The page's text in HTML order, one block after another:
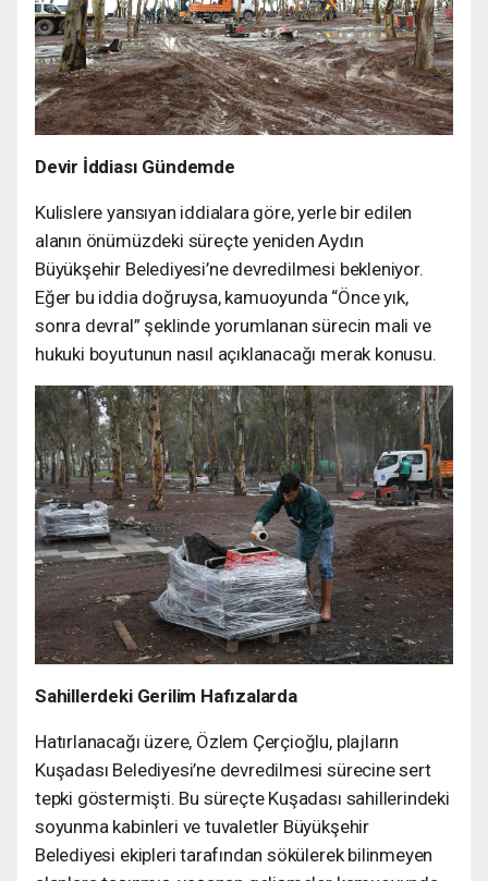
Devir İddiası Gündemde
Kulislere yansıyan iddialara göre, yerle bir edilen
alanın önümüzdeki süreçte yeniden Aydın
Büyükşehir Belediyesi’ne devredilmesi bekleniyor.
Eğer bu iddia doğruysa, kamuoyunda “Önce yık,
sonra devral” şeklinde yorumlanan sürecin mali ve
hukuki boyutunun nasıl açıklanacağı merak konusu.
Sahillerdeki Gerilim Hafızalarda
Hatırlanacağı üzere, Özlem Çerçioğlu, plajların
Kuşadası Belediyesi’ne devredilmesi sürecine sert
tepki göstermişti. Bu süreçte Kuşadası sahillerindeki
soyunma kabinleri ve tuvaletler Büyükşehir
Belediyesi ekipleri tarafından sökülerek bilinmeyen